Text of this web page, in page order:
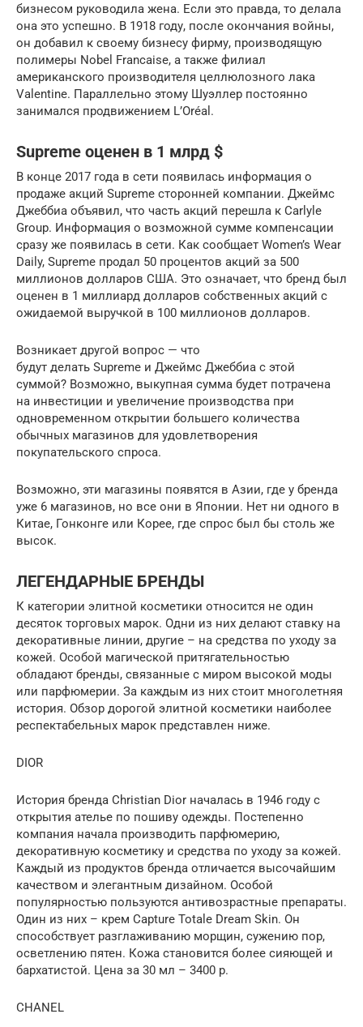
бизнесом руководила жена. Если это правда, то делала
она это успешно. В 1918 году, после окончания войны,
он добавил к своему бизнесу фирму, производящую
полимеры Nobel Francaise, а также филиал
американского производителя целлюлозного лака
Valentine. Параллельно этому Шуэллер постоянно
занимался продвижением L’Oréal.
Supreme оценен в 1 млрд $
В конце 2017 года в сети появилась информация о
продаже акций Supreme сторонней компании. Джеймс
Джеббиа объявил, что часть акций перешла к Carlyle
Group. Информация о возможной сумме компенсации
сразу же появилась в сети. Как сообщает Women’s Wear
Daily, Supreme продал 50 процентов акций за 500
миллионов долларов США. Это означает, что бренд был
оценен в 1 миллиард долларов собственных акций с
ожидаемой выручкой в ​​100 миллионов долларов.
Возникает другой вопрос — что
будут делать Supreme и Джеймс Джеббиа с этой
суммой? Возможно, выкупная сумма будет потрачена
на инвестиции и увеличение производства при
одновременном открытии большего количества
обычных магазинов для удовлетворения
покупательского спроса.
Возможно, эти магазины появятся в Азии, где у бренда
уже 6 магазинов, но все они в Японии. Нет ни одного в
Китае, Гонконге или Корее, где спрос был бы столь же
высок.
ЛЕГЕНДАРНЫЕ БРЕНДЫ
К категории элитной косметики относится не один
десяток торговых марок. Одни из них делают ставку на
декоративные линии, другие – на средства по уходу за
кожей. Особой магической притягательностью
обладают бренды, связанные с миром высокой моды
или парфюмерии. За каждым из них стоит многолетняя
история. Обзор дорогой элитной косметики наиболее
респектабельных марок представлен ниже.
DIOR
История бренда Christian Dior началась в 1946 году с
открытия ателье по пошиву одежды. Постепенно
компания начала производить парфюмерию,
декоративную косметику и средства по уходу за кожей.
Каждый из продуктов бренда отличается высочайшим
качеством и элегантным дизайном. Особой
популярностью пользуются антивозрастные препараты.
Один из них – крем Capture Totale Dream Skin. Он
способствует разглаживанию морщин, сужению пор,
осветлению пятен. Кожа становится более сияющей и
бархатистой. Цена за 30 мл – 3400 р.
CHANEL